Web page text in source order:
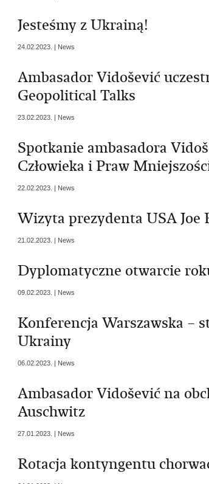
Jesteśmy z Ukrainą!
24.02.2023. | News
Ambasador Vidošević
Geopolitical Talks
23.02.2023. | News
Spotkanie ambasadora
Człowieka i Praw
22.02.2023. | News
Wizyta prezydenta USA Joe
21.02.2023. | News
Dyplomatyczne otwarcie
09.02.2023. | News
Konferencja Warszawska –
Ukrainy
06.02.2023. | News
Ambasador Vidošević na
Auschwitz
27.01.2023. | News
Rotacja kontyngentu